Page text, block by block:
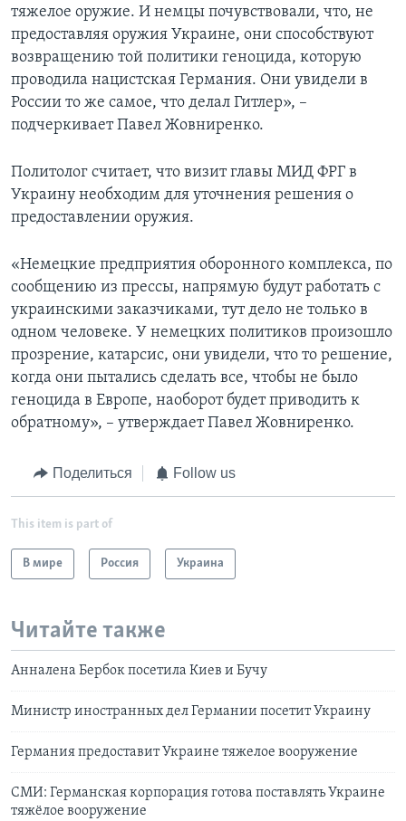
тяжелое оружие. И немцы почувствовали, что, не
предоставляя оружия Украине, они способствуют
возвращению той политики геноцида, которую
проводила нацистская Германия. Они увидели в
России то же самое, что делал Гитлер», –
подчеркивает Павел Жовниренко.
Политолог считает, что визит главы МИД ФРГ в
Украину необходим для уточнения решения о
предоставлении оружия.
«Немецкие предприятия оборонного комплекса, по
сообщению из прессы, напрямую будут работать с
украинскими заказчиками, тут дело не только в
одном человеке. У немецких политиков произошло
прозрение, катарсис, они увидели, что то решение,
когда они пытались сделать все, чтобы не было
геноцида в Европе, наоборот будет приводить к
обратному», – утверждает Павел Жовниренко.
Поделиться Follow us
This item is part of
В мире Россия Украина
Читайте также
Анналена Бербок посетила Киев и Бучу
Министр иностранных дел Германии посетит Украину
Германия предоставит Украине тяжелое вооружение
СМИ: Германская корпорация готова поставлять Украине
тяжёлое вооружение